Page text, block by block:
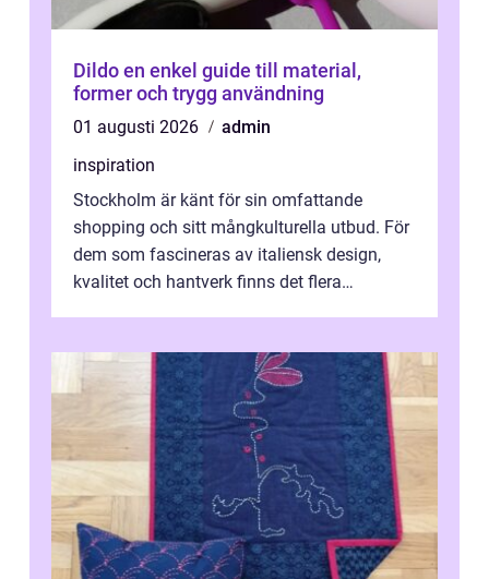
Dildo en enkel guide till material,
former och trygg användning
01 augusti 2026
admin
inspiration
Stockholm är känt för sin omfattande
shopping och sitt mångkulturella utbud. För
dem som fascineras av italiensk design,
kvalitet och hantverk finns det flera